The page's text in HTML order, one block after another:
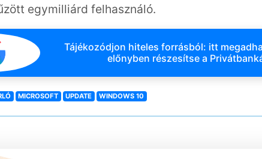
egymilliárd felhasználó.
Tájékozódjon hiteles forrásból: itt
előnyben részesítse a
MICROSOFT UPDATE WINDOWS 10